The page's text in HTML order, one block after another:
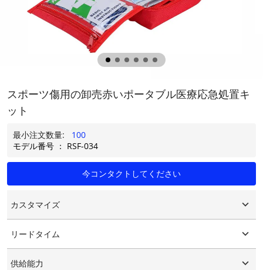
スポーツ傷用の卸売赤いポータブル医療応急処置キ
ット
最小注文数量:
100
モデル番号 ： RSF-034
今コンタクトしてください
カスタマイズ
カスタマイズされたパッケージング
リードタイム
供給能力